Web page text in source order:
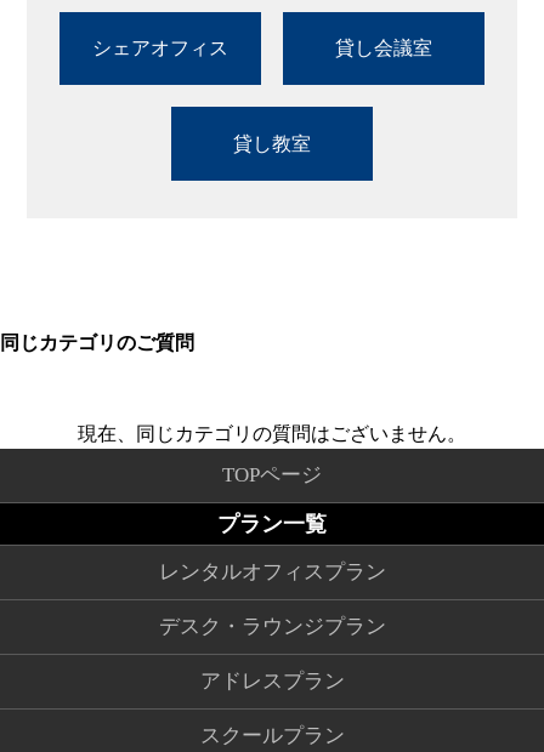
シェアオフィス 貸し会議室
貸し教室
同じカテゴリのご質問
現在、同じカテゴリの質問はございません。
TOPページ
プラン一覧
レンタルオフィスプラン
デスク・ラウンジプラン
アドレスプラン
スクールプラン